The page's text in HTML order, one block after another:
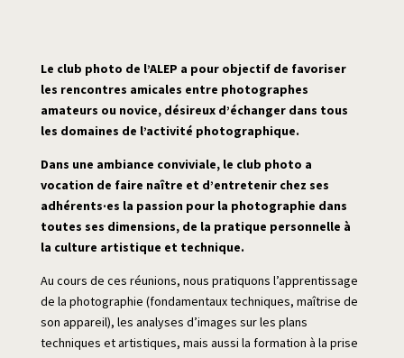
Le club photo de l’ALEP a pour objectif de favoriser
les rencontres amicales entre photographes
amateurs ou novice, désireux d’échanger dans tous
les domaines de l’activité photographique.
Dans une ambiance conviviale, le club photo a
vocation de faire naître et d’entretenir chez ses
adhérents·es la passion pour la photographie dans
toutes ses dimensions, de la pratique personnelle à
la culture artistique et technique.
Au cours de ces réunions, nous pratiquons l’apprentissage
de la photographie (fondamentauxtechniques, maîtrise de
son appareil), les analyses d’images sur les plans
techniques et artistiques, mais aussi la formation à la prise